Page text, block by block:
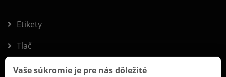
Etikety
Tlač
Reklama
Vaše súkromie je pre nás dôležité